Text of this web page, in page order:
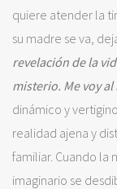
quiere atender la
su madre se va,
revelación de la
misterio. Me voy
dinámico y
realidad ajena y
familiar. Cuando la
imaginario se